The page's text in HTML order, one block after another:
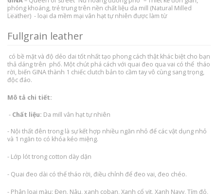
phóng khoáng, trẻ trung trên nền chất liệu da mill (Natural Milled
Leather) - loại da mềm mại vân hạt tự nhiên được làm từ
Fullgrain leather
có bề mặt và độ dẻo dai tốt nhất tạo phong cách thật khác biệt cho bạn
thả dáng trên phố. Một chút phá cách với quai đeo qua vai có thể tháo
rời, biến GINA thành 1 chiếc clutch bản to cầm tay vô cùng sang trọng,
độc đáo.
Mô tả chi tiết:
- Chất liệu: Da mill vân hạt tự nhiên
- Nội thất đên trong là sự kết hợp nhiều ngăn nhỏ để các vật dụng nhỏ
và 1 ngăn to có khóa kéo miệng.
- Lớp lót trong cotton dày dặn
- Quai đeo dài có thể tháo rời, điều chỉnh để đeo vai, đeo chéo.
- Phân loại màu: Đen, Nâu, xanh coban, Xanh cổ vịt, Xanh Navy, Tím đỏ,